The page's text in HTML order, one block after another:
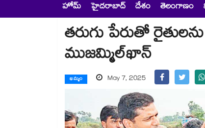
హోమ్ హైదరాబాద్ దేశం తెలంగాణం
తరుగు పేరుతో రైతులను
ముజమ్మిల్​ఖాన్​
ఖమ్మం May 7, 2025